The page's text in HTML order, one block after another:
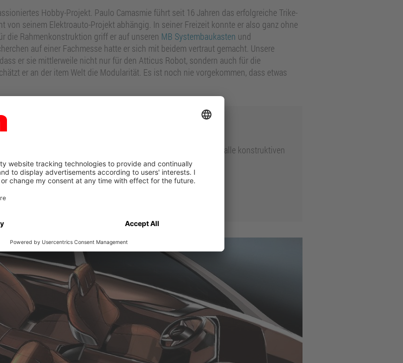
Hobby-Projekt. Paulo Camasmie führt seit 16 Jahren das erfolgreiche Trike-
von seinem Elektroauto-Projekt abhängig. In seiner Freizeit konnte er also ganz ohne
die Rahmenkonstruktion griff er auf unseren MB Systembaukasten und
auf einer Fachmesse hatte er sich mit beidem vertraut gemacht. Unsere
er sie mittlerweile nicht nur für den Atticus Robot, sondern auch für die
er an der item Welt die Modularität. Es ist noch nie vorgekommen, dass etwas
ist seit über 40 Jahren die optimale Lösung für alle konstruktiven